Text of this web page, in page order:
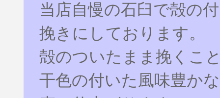
当店自慢の石臼で殻の
挽きにしております。
殻のついたまま挽くこ
干色の付いた風味豊か